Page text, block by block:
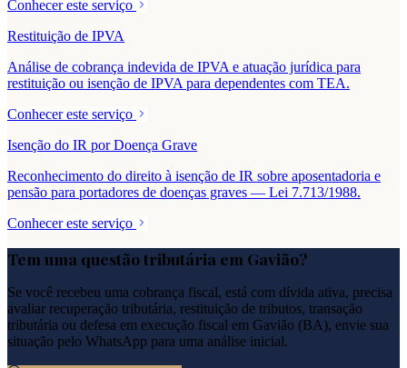
Conhecer este serviço
Restituição de IPVA
Análise de cobrança indevida de IPVA e atuação jurídica para
restituição ou isenção de IPVA para dependentes com TEA.
Conhecer este serviço
Isenção do IR por Doença Grave
Reconhecimento do direito à isenção de IR sobre aposentadoria e
pensão para portadores de doenças graves — Lei 7.713/1988.
Conhecer este serviço
Tem uma questão tributária em Gavião?
Se você recebeu uma cobrança fiscal, está com dívida ativa, precisa
avaliar recuperação tributária, restituição de tributos, transação
tributária ou defesa em execução fiscal em Gavião (BA), envie sua
situação pelo WhatsApp para uma análise inicial.